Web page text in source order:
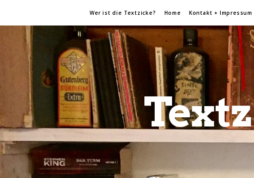
Wer ist die Textzicke? Home Kontakt + Impressum